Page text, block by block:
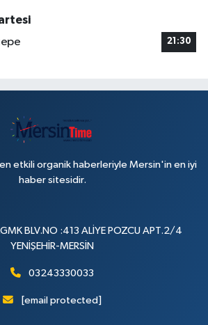
21:30
etkili organik haberleriyle Mersin'in en iyi
haber sitesidir.
BLV.NO :413 ALİYE POZCU APT.2/4
YENİŞEHİR-MERSİN
03243330033
[email protected]